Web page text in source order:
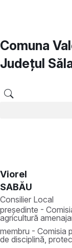
Comuna
Județul
Viorel
SABĂU
Consilier Local
președinte -
agricultură
membru - Comisia
de disciplină,